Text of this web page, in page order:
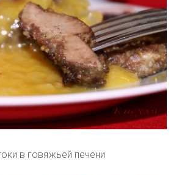
в говяжьей печени